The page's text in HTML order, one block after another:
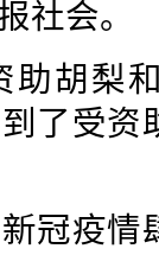
社会。
助胡梨
了受资
冠疫情